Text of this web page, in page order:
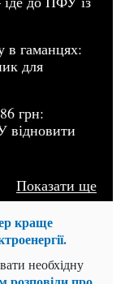
в гаманцях:
для
грн:
відновити
Показати ще
краще
необхідну